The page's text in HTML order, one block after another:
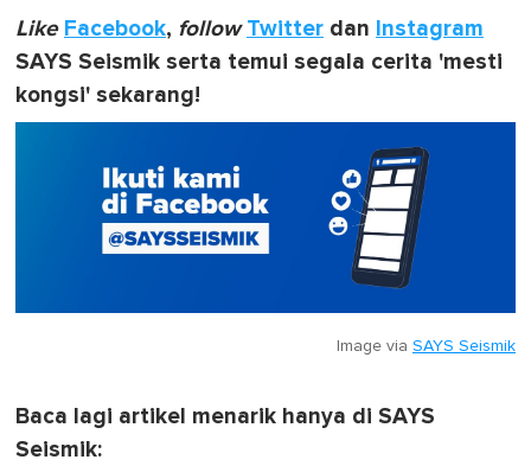
Like Facebook, follow Twitter dan Instagram
SAYS Seismik serta temui segala cerita 'mesti
kongsi' sekarang!
Image via SAYS Seismik
Baca lagi artikel menarik hanya di SAYS
Seismik: